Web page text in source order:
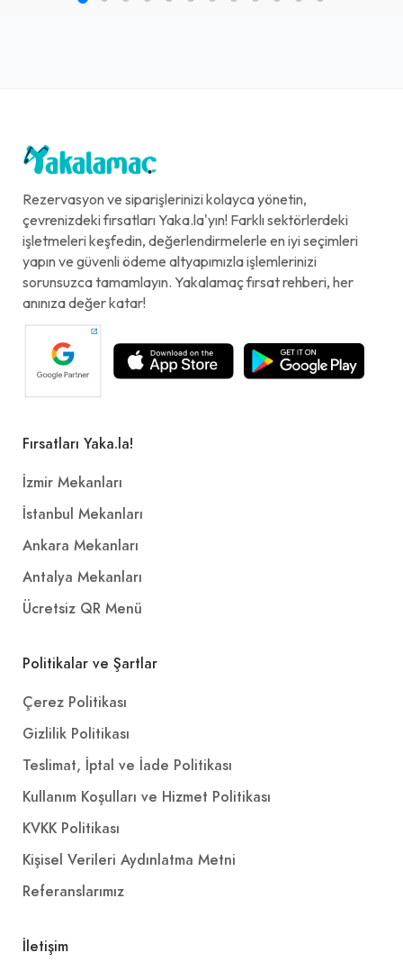
Rezervasyon ve siparişlerinizi kolayca yönetin,
çevrenizdeki fırsatları Yaka.la'yın! Farklı sektörlerdeki
işletmeleri keşfedin, değerlendirmelerle en iyi seçimleri
yapın ve güvenli ödeme altyapımızla işlemlerinizi
sorunsuzca tamamlayın. Yakalamaç fırsat rehberi, her
anınıza değer katar!
Fırsatları Yaka.la!
İzmir Mekanları
İstanbul Mekanları
Ankara Mekanları
Antalya Mekanları
Ücretsiz QR Menü
Politikalar ve Şartlar
Çerez Politikası
Gizlilik Politikası
Teslimat, İptal ve İade Politikası
Kullanım Koşulları ve Hizmet Politikası
KVKK Politikası
Kişisel Verileri Aydınlatma Metni
Referanslarımız
İletişim